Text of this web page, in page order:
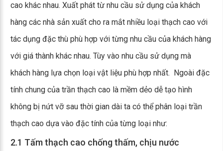
cao khác nhau. Xuất phát từ nhu cầu sử dụng của khách
hàng các nhà sản xuất cho ra mắt nhiều loại thạch cao với
tác dụng đặc thù phù hợp với từng nhu cầu của khách hàng
với giá thành khác nhau. Tùy vào nhu cầu sử dụng mà
khách hàng lựa chọn loại vật liệu phù hợp nhất. Ngoài đặc
tính chung của trần thạch cao là mềm dẻo dễ tạo hình
không bị nứt vỡ sau thời gian dài ta có thể phân loại trần
thạch cao dựa vào đặc tính của từng loại như:
2.1 Tấm thạch cao chống thấm, chịu nước